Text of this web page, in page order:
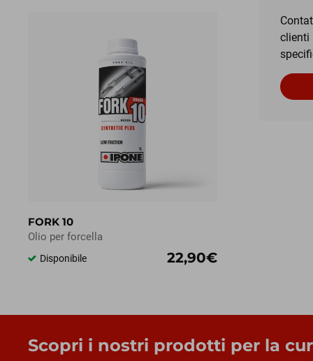
FORK 10
Olio per forcella
Disponibile 22,90€
clienti
Scopri i nostri prodotti per la